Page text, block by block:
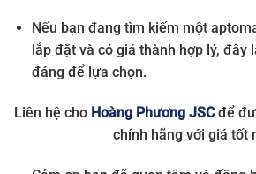
Nếu bạn đang tìm kiếm một
lắp đặt và có giá thành hợp lý, đây
đáng để lựa chọn.
Liên hệ cho Hoàng Phương JSCđể
chính hãng với giá tốt